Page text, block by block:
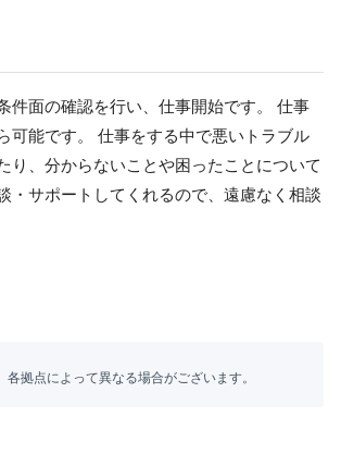
件面の確認を行い、仕事開始です。 仕事
可能です。 仕事をする中で悪いトラブル
り、分からないことや困ったことについて
・サポートしてくれるので、遠慮なく相談
拠点によって異なる場合がございます。